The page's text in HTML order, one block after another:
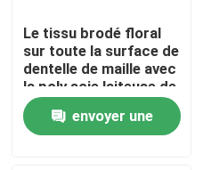
Contrôle de qualité
Contactez-nous
Le tissu brodé floral
sur toute la surface de
dentelle de maille avec
la poly soie laiteuse de
100% inspectent
envoyer une